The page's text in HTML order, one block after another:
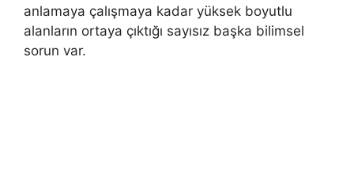
anlamaya çalışmaya kadar yüksek boyutlu
alanların ortaya çıktığı sayısız başka bilimsel
sorun var.